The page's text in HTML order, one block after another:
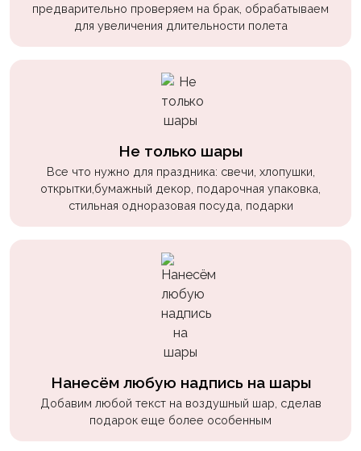
предварительно проверяем на брак, обрабатываем
для увеличения длительности полета
Не только шары
Все что нужно для праздника: свечи, хлопушки,
открытки,бумажный декор, подарочная упаковка,
стильная одноразовая посуда, подарки
Нанесём любую надпись на шары
Добавим любой текст на воздушный шар, сделав
подарок еще более особенным
Супергерои
пчелки
Мальчикам
Сладости